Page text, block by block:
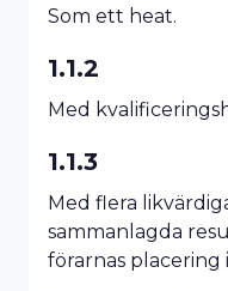
Som ett heat.
1.1.2
Med
1.1.3
Med flera
sammanlagda
förarnas placering